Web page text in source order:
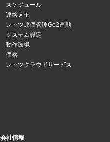
スケジュール
連絡メモ
レッツ原価管理Go2連動
システム設定
動作環境
価格
レッツクラウドサービス
会社情報